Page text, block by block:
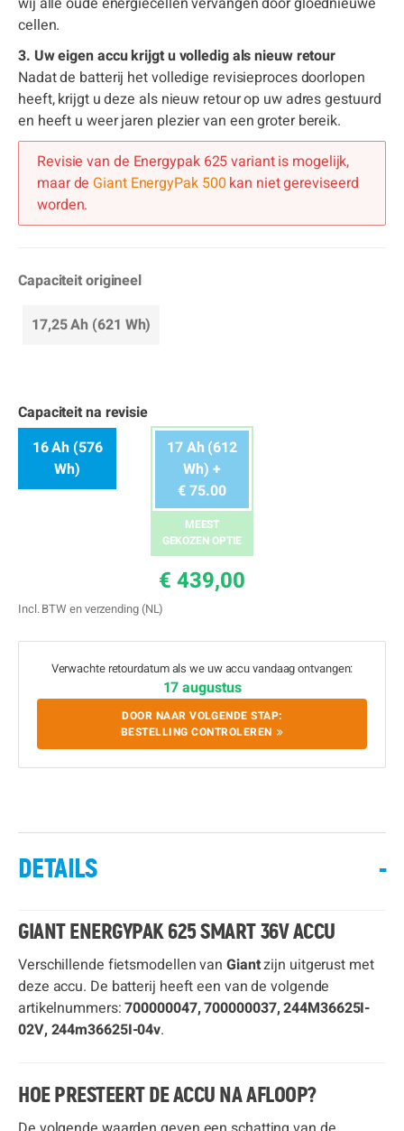
cellen.
3. Uw eigen accu krijgt u volledig als nieuw retour
Nadat de batterij het volledige revisieproces doorlopen
heeft, krijgt u deze als nieuw retour op uw adres gestuurd
en heeft u weer jaren plezier van een groter bereik.
Revisie van de Energypak 625 variant is mogelijk,
maar de Giant EnergyPak 500 kan niet gereviseerd
worden.
Capaciteit origineel
17,25 Ah (621 Wh)
Capaciteit na revisie
16 Ah (576
Wh)
17 Ah (612
Wh) +
€ 75.00
MEEST
GEKOZEN OPTIE
€ 439,00
Incl. BTW en verzending (NL)
Verwachte retourdatum als we uw accu vandaag ontvangen:
17 augustus
DOOR NAAR VOLGENDE STAP:
BESTELLING CONTROLEREN
DETAILS -
GIANT ENERGYPAK 625 SMART 36V ACCU
Verschillende fietsmodellen van Giantzijn uitgerust met
deze accu. De batterij heeft een van de volgende
artikelnummers:700000047, 700000037, 244M36625I-
02V, 244m36625I-04v.
HOE PRESTEERT DE ACCU NA AFLOOP?